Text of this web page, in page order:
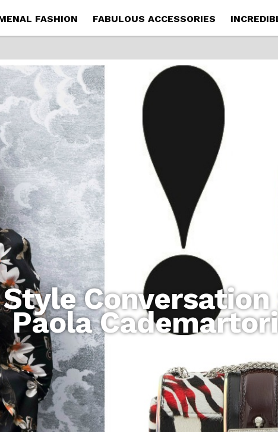
FASHION FABULOUS ACCESSORIES
Style Conversation
Paola Cademartori